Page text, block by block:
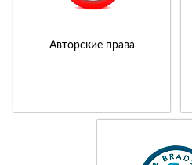
Авторские права